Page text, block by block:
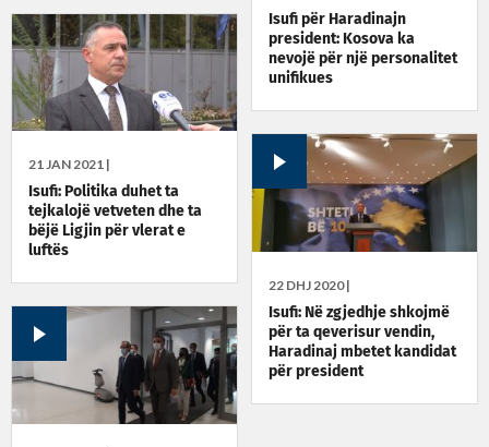
Isufi për Haradinajn
president: Kosova ka
nevojë për një personalitet
unifikues
21 JAN 2021 |
Isufi: Politika duhet ta
tejkalojë vetveten dhe ta
bëjë Ligjin për vlerat e
luftës
22 DHJ 2020 |
Isufi: Në zgjedhje shkojmë
për ta qeverisur vendin,
Haradinaj mbetet kandidat
për president